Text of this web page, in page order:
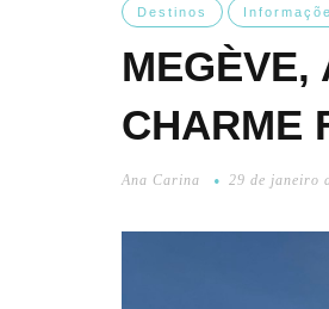
Destinos
MEGÈVE,
CHARME
Ana Carina 29 de janeiro